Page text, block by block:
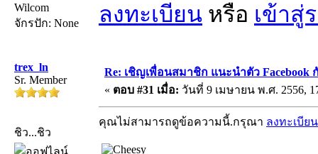
Wilcom
จักรปัก: None
ลงทะเบียน หรือ เข้าสู่
trex_ln
Sr. Member
ชิว...ชิว
Re: เชิญเพื่อนสมาชิก แนะนำตัว Facebook
« ตอบ #31 เมื่อ: วันที่ 9 เมษายน พ.ศ. 2556,
คุณไม่สามารถดูข้อความนี้.กรุณา ลงทะเบียน